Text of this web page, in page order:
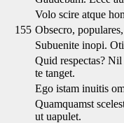
Volo scire atque
155 Obsecro,
Subuenite inopi.
Quid respectas?
te tanget.
Ego istam inuitis
Quamquamst
ut uapulet.